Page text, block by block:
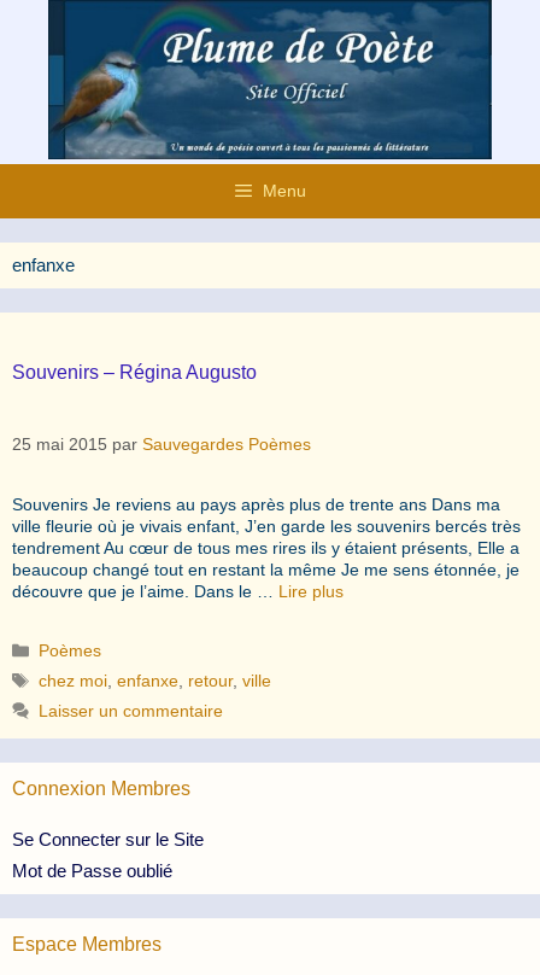
contenu
Menu
enfanxe
Souvenirs – Régina Augusto
25 mai 2015 par Sauvegardes Poèmes
Souvenirs Je reviens au pays après plus de trente ans Dans ma
ville fleurie où je vivais enfant, J’en garde les souvenirs bercés très
tendrement Au cœur de tous mes rires ils y étaient présents, Elle a
beaucoup changé tout en restant la même Je me sens étonnée, je
découvre que je l’aime. Dans le … Lire plus
Catégories
Poèmes
Étiquettes
chez moi ,enfanxe retour,ville
Laisser un commentaire
Connexion Membres
Se Connecter sur le Site
Mot de Passe oublié
Espace Membres